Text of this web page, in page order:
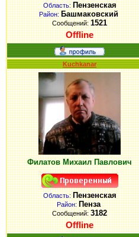
Область:Пензенская
Район: Башмаковский
Сообщений:1521
Offline
Kuchkanar
Филатов Михаил Павлович
Область:Пензенская
Район: Пенза
Сообщений:3182
Offline